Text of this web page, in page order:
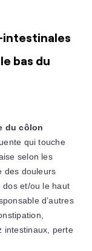
intestinales
bas du
du côlon
qui touche
selon les
des douleurs
dos et/ou le haut
d’autres
intestinaux, perte